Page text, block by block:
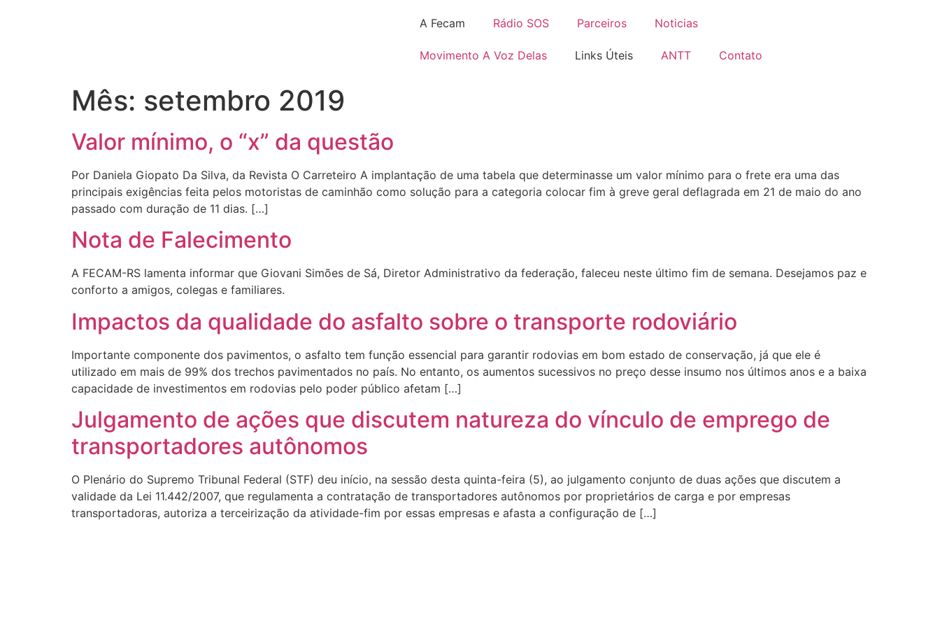
A Fecam Rádio SOS Parceiros Noticias
Movimento A Voz Delas Links Úteis ANTT Contato
Mês: setembro 2019
Valor mínimo, o “x” da questão
Por Daniela Giopato Da Silva, da Revista O Carreteiro A implantação de uma tabela que determinasse um valor mínimo para o frete era uma das
principais exigências feita pelos motoristas de caminhão como solução para a categoria colocar fim à greve geral deflagrada em 21 de maio do ano
passado com duração de 11 dias. […]
Nota de Falecimento
A FECAM-RS lamenta informar que Giovani Simões de Sá, Diretor Administrativo da federação, faleceu neste último fim de semana. Desejamos paz e
conforto a amigos, colegas e familiares.
Impactos da qualidade do asfalto sobre o transporte rodoviário
Importante componente dos pavimentos, o asfalto tem função essencial para garantir rodovias em bom estado de conservação, já que ele é
utilizado em mais de 99% dos trechos pavimentados no país. No entanto, os aumentos sucessivos no preço desse insumo nos últimos anos e a baixa
capacidade de investimentos em rodovias pelo poder público afetam […]
Julgamento de ações que discutem natureza do vínculo de emprego de
transportadores autônomos
O Plenário do Supremo Tribunal Federal (STF) deu início, na sessão desta quinta-feira (5), ao julgamento conjunto de duas ações que discutem a
validade da Lei 11.442/2007, que regulamenta a contratação de transportadores autônomos por proprietários de carga e por empresas
transportadoras, autoriza a terceirização da atividade-fim por essas empresas e afasta a configuração de […]